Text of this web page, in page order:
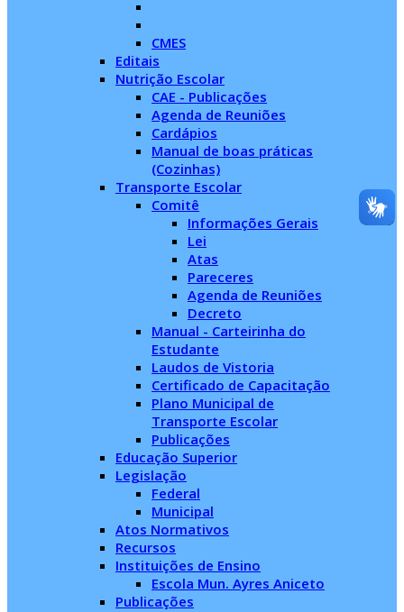
CMES
Editais
Nutrição Escolar
CAE - Publicações
Agenda de Reuniões
Cardápios
Manual de boas práticas
(Cozinhas)
Transporte Escolar
Comitê
Informações Gerais
Lei
Atas
Pareceres
Agenda de Reuniões
Decreto
Manual - Carteirinha do
Estudante
Laudos de Vistoria
Certificado de Capacitação
Plano Municipal de
Transporte Escolar
Publicações
Educação Superior
Legislação
Federal
Municipal
Atos Normativos
Recursos
Instituições de Ensino
Escola Mun. Ayres Aniceto
Publicações